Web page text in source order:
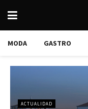
MODA GASTRO
ACTUALIDAD